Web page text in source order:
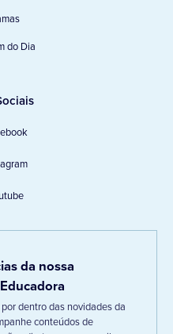
do Dia
da nossa
dentro das novidades da
conteúdos de